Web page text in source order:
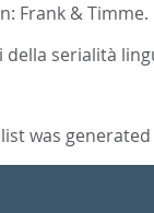
Frank & Timme.
della serialità
was